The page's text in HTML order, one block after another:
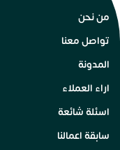
من نحن
تواصل معنا
المدونة
اراء العملاء
اسئلة شائعة
سابقة اعمالنا